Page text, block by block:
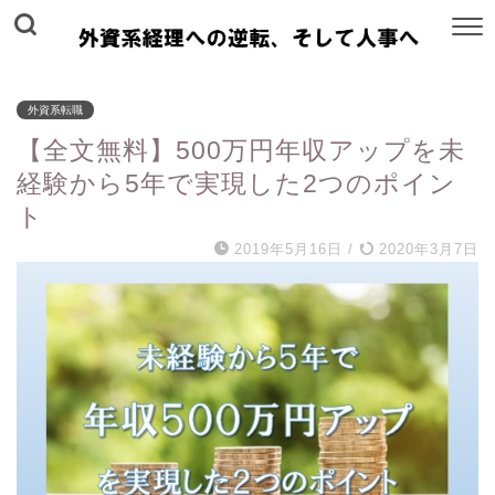
外資系転職
【全文無料】500万円年収アップを未
経験から5年で実現した2つのポイン
ト
2019年5月16日 / 2020年3月7日